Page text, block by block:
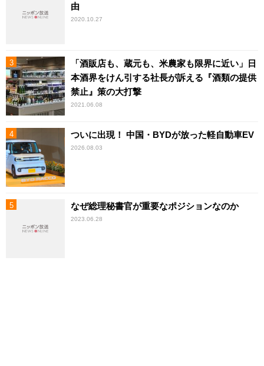
由
2020.10.27
「酒販店も、蔵元も、米農家も限界に近い」日
本酒界をけん引する社長が訴える『酒類の提供
禁止』策の大打撃
2021.06.08
ついに出現！ 中国・BYDが放った軽自動車EV
2026.08.03
なぜ総理秘書官が重要なポジションなのか
2023.06.28